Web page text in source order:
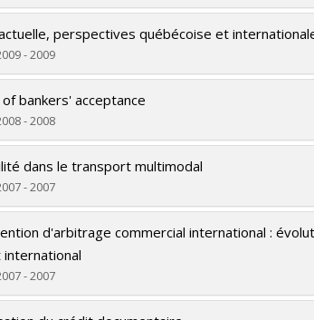
Papyrus
Papyrus
perspectives québécoise et
- 2009
Papyrus
bankers' acceptance
- 2008
Papyrus
dans le transport multimodal
- 2007
Diego
Papyrus
d'arbitrage commercial international :
- 2007